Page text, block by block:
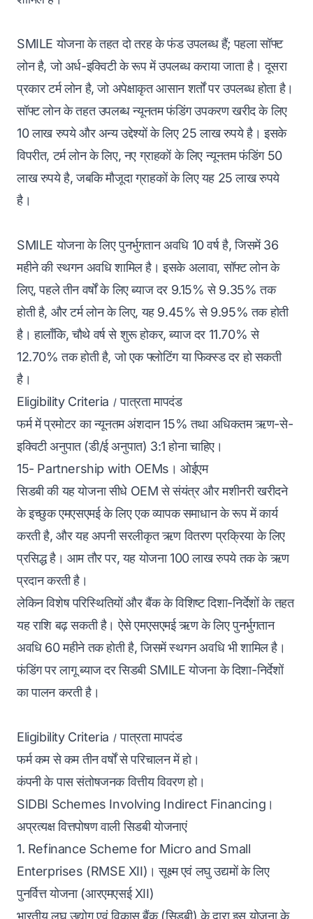
SMILE योजना के तहत दो तरह के फंड उपलब्ध हैं; पहला सॉफ्ट
लोन है, जो अर्ध-इक्विटी के रूप में उपलब्ध कराया जाता है। दूसरा
प्रकार टर्म लोन है, जो अपेक्षाकृत आसान शर्तों पर उपलब्ध होता है।
सॉफ्ट लोन के तहत उपलब्ध न्यूनतम फंडिंग उपकरण खरीद के लिए
10 लाख रुपये और अन्य उद्देश्यों के लिए 25 लाख रुपये है। इसके
विपरीत, टर्म लोन के लिए, नए ग्राहकों के लिए न्यूनतम फंडिंग 50
लाख रुपये है, जबकि मौजूदा ग्राहकों के लिए यह 25 लाख रुपये
है।
SMILE योजना के लिए पुनर्भुगतान अवधि 10 वर्ष है, जिसमें 36
महीने की स्थगन अवधि शामिल है। इसके अलावा, सॉफ्ट लोन के
लिए, पहले तीन वर्षों के लिए ब्याज दर 9.15% से 9.35% तक
होती है, और टर्म लोन के लिए, यह 9.45% से 9.95% तक होती
है। हालाँकि, चौथे वर्ष से शुरू होकर, ब्याज दर 11.70% से
12.70% तक होती है, जो एक फ्लोटिंग या फिक्स्ड दर हो सकती
है।
Eligibility Criteria।पात्रता मापदंड
फर्म में प्रमोटर का न्यूनतम अंशदान 15% तथा अधिकतम ऋण-से-
इक्विटी अनुपात (डी/ई अनुपात) 3:1 होना चाहिए।
15- Partnership with OEMs। ओईएम
सिडबी की यह योजना सीधे OEM से संयंत्र और मशीनरी खरीदने
के इच्छुक एमएसएमई के लिए एक व्यापक समाधान के रूप में कार्य
करती है, और यह अपनी सरलीकृत ऋण वितरण प्रक्रिया के लिए
प्रसिद्ध है। आम तौर पर, यह योजना 100 लाख रुपये तक के ऋण
प्रदान करती है।
लेकिन विशेष परिस्थितियों और बैंक के विशिष्ट दिशा-निर्देशों के तहत
यह राशि बढ़ सकती है। ऐसे एमएसएमई ऋण के लिए पुनर्भुगतान
अवधि 60 महीने तक होती है, जिसमें स्थगन अवधि भी शामिल है।
फंडिंग पर लागू ब्याज दर सिडबी SMILE योजना के दिशा-निर्देशों
का पालन करती है।
Eligibility Criteria।पात्रता मापदंड
फर्म कम से कम तीन वर्षों से परिचालन में हो।
कंपनी के पास संतोषजनक वित्तीय विवरण हो।
SIDBI Schemes Involving Indirect Financing।
अप्रत्यक्ष वित्तपोषण वाली सिडबी योजनाएं
1. Refinance Scheme for Micro and Small
Enterprises (RMSE XII)। सूक्ष्म एवं लघु उद्यमों के लिए
पुनर्वित्त योजना (आरएमएसई XII)
भारतीय लघु उद्योग एवं विकास बैंक (सिडबी) के द्वारा इस योजना के